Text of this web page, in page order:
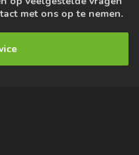
met ons op te nemen.